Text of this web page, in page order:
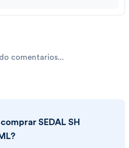
comentarios...
comprar SEDAL SH
?